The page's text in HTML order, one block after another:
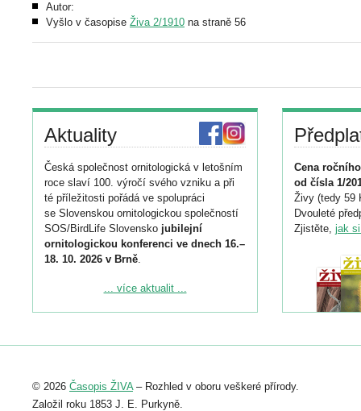
Autor:
Vyšlo v časopise Živa 2/1910 na straně 56
Aktuality
Česká společnost ornitologická v letošním
roce slaví 100. výročí svého vzniku a při
té příležitosti pořádá ve spolupráci
se Slovenskou ornitologickou společností
SOS/BirdLife Slovensko jubilejní
ornitologickou konferenci ve dnech 16.–
18. 10. 2026 v Brně.
Podrobnější informace ke konferenci
Registrovat se můžete do 6. září.
abstraktu přihlášené přednášky nebo
posteru je už 30. června.
... více aktualit ...
Cena
od čísla 1/
Živy (tedy 59
Dvouleté
Zjistěte, jak
© 2026 Časopis ŽIVA– Rozhled v oboru veškeré přírody.
Založil roku 1853 J. E. Purkyně.